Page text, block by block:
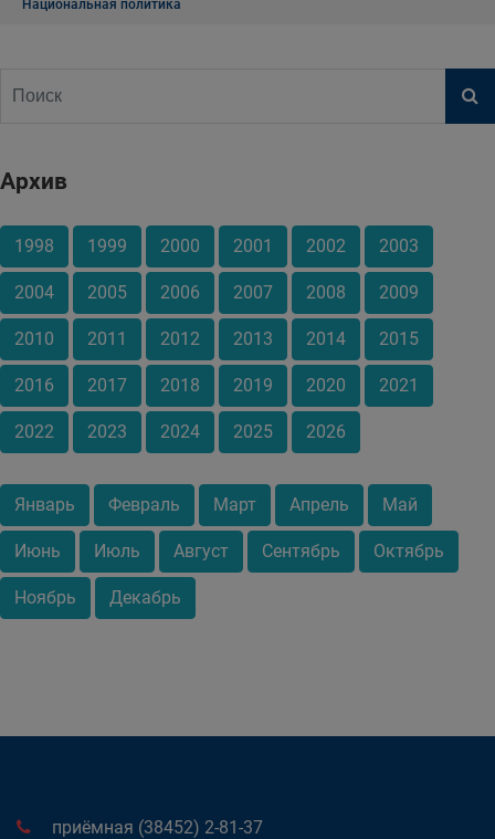
Национальная политика
Архив
1998 1999 2000 2001 2002 2003
2004 2005 2006 2007 2008 2009
2010 2011 2012 2013 2014 2015
2016 2017 2018 2019 2020 2021
2022 2023 2024 2025 2026
Январь Февраль Март Апрель Май
Июнь Июль Август Сентябрь Октябрь
Ноябрь Декабрь
приёмная (38452) 2-81-37